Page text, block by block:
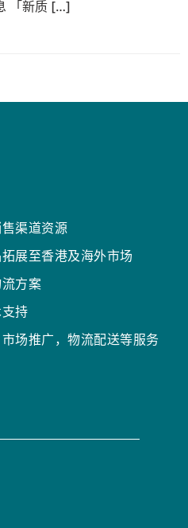
「新质 […]
渠道资源
展至香港及海外市场
方案
持
场推广，物流配送等服务